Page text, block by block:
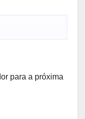
para a próxima